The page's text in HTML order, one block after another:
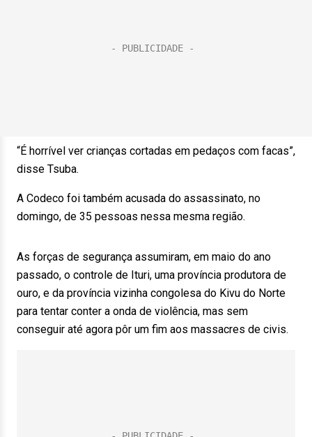
“É horrível ver crianças cortadas em pedaços com facas”,
disse Tsuba.
A Codeco foi também acusada do assassinato, no
domingo, de 35 pessoas nessa mesma região.
As forças de segurança assumiram, em maio do ano
passado, o controle de Ituri, uma província produtora de
ouro, e da província vizinha congolesa do Kivu do Norte
para tentar conter a onda de violência, mas sem
conseguir até agora pôr um fim aos massacres de civis.